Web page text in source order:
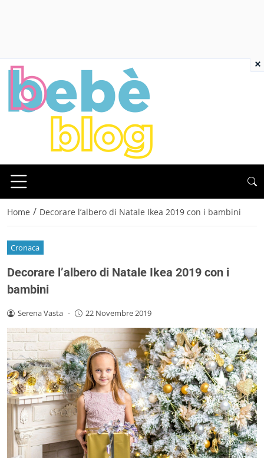
Home / Decorare l’albero di Natale Ikea 2019 con i bambini
Cronaca
Decorare l’albero di Natale Ikea 2019 con i
bambini
Serena Vasta - 22 Novembre 2019
×